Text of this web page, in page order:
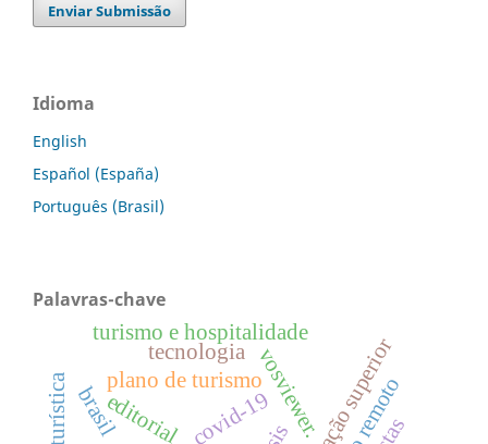
Enviar Submissão
Idioma
English
Español (España)
Português (Brasil)
Palavras-chave
editorial
plano de turismovosviewer.
covid-19
tecnologia
brasil
turismo e hospitalidade